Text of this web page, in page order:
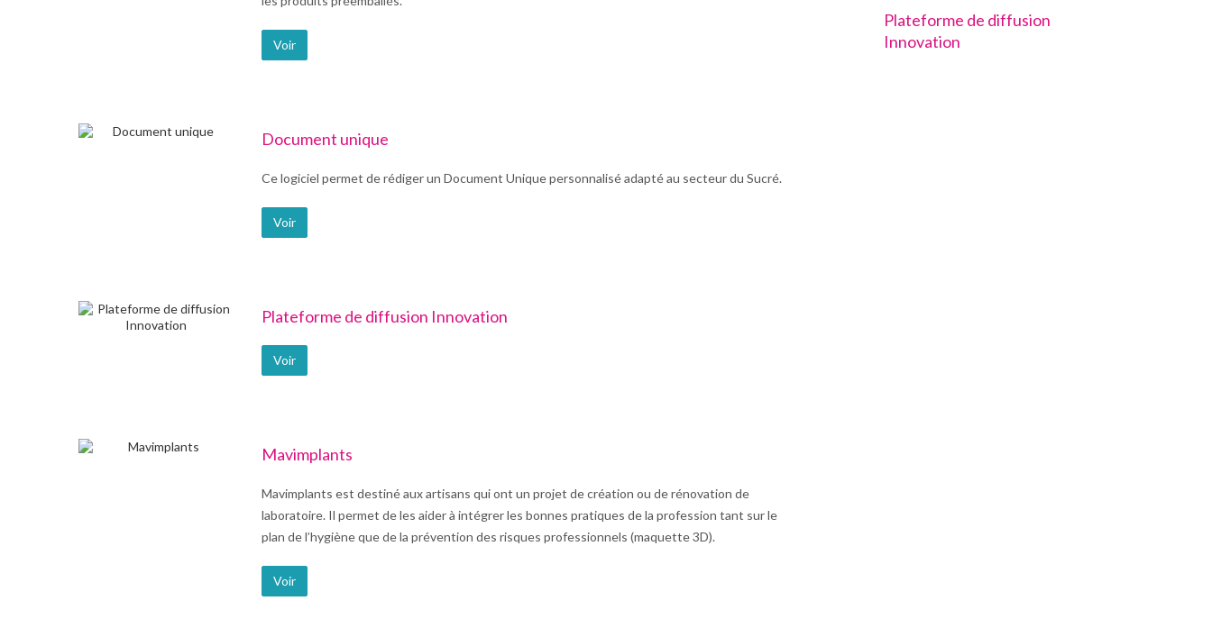
Voir
Document unique
Ce logiciel permet de rédiger un Document Unique personnalisé adapté au secteur du Sucré.
Voir
Plateforme de diffusion Innovation
Voir
Mavimplants
Mavimplants est destiné aux artisans qui ont un projet de création ou de rénovation de
laboratoire. Il permet de les aider à intégrer les bonnes pratiques de la profession tant sur le
plan de l’hygiène que de la prévention des risques professionnels (maquette 3D).
Voir
Plateforme de diffusion
Innovation